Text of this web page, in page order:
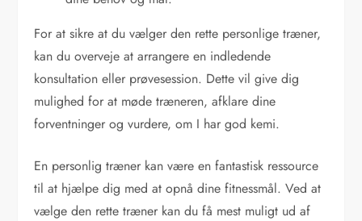
For at sikre at du vælger den rette personlige træner,
kan du overveje at arrangere en indledende
konsultation eller prøvesession. Dette vil give dig
mulighed for at møde træneren, afklare dine
forventninger og vurdere, om I har god kemi.
En personlig træner kan være en fantastisk ressource
til at hjælpe dig med at opnå dine fitnessmål. Ved at
vælge den rette træner kan du få mest muligt ud af